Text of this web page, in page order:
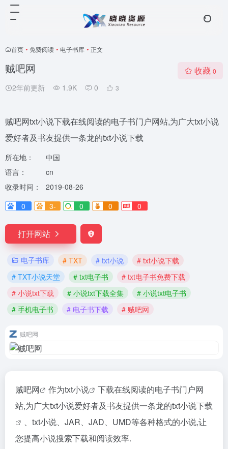
首页 • 免费阅读 • 电子书库 • 正文
贼吧网
2年前更新 1.9K 0 3
收藏 0
贼吧网txt小说下载在线阅读的电子书门户网站,为广大txt小说
爱好者及书友提供一条龙的txt小说下载
所在地：
中国
语言：
cn
收录时间：
2019-08-26
0
3- 0 0 0
打开网站
电子书库 # TXT # txt小说
# txt小说下载
# TXT小说天堂
# txt电子书
# txt电子书免费下载
# 小说txt下载
# 小说txt下载全集
# 小说txt电子书
# 手机电子书
# 电子书下载 # 贼吧网
贼吧网
贼吧网 作为txt小说
下载在线阅读的电子书门户网
站,为广大txt小说爱好者及书友提供一条龙的txt小说下载
、txt小说、JAR、JAD、UMD等各种格式的小说,让
您提高小说搜索下载和阅读效率.